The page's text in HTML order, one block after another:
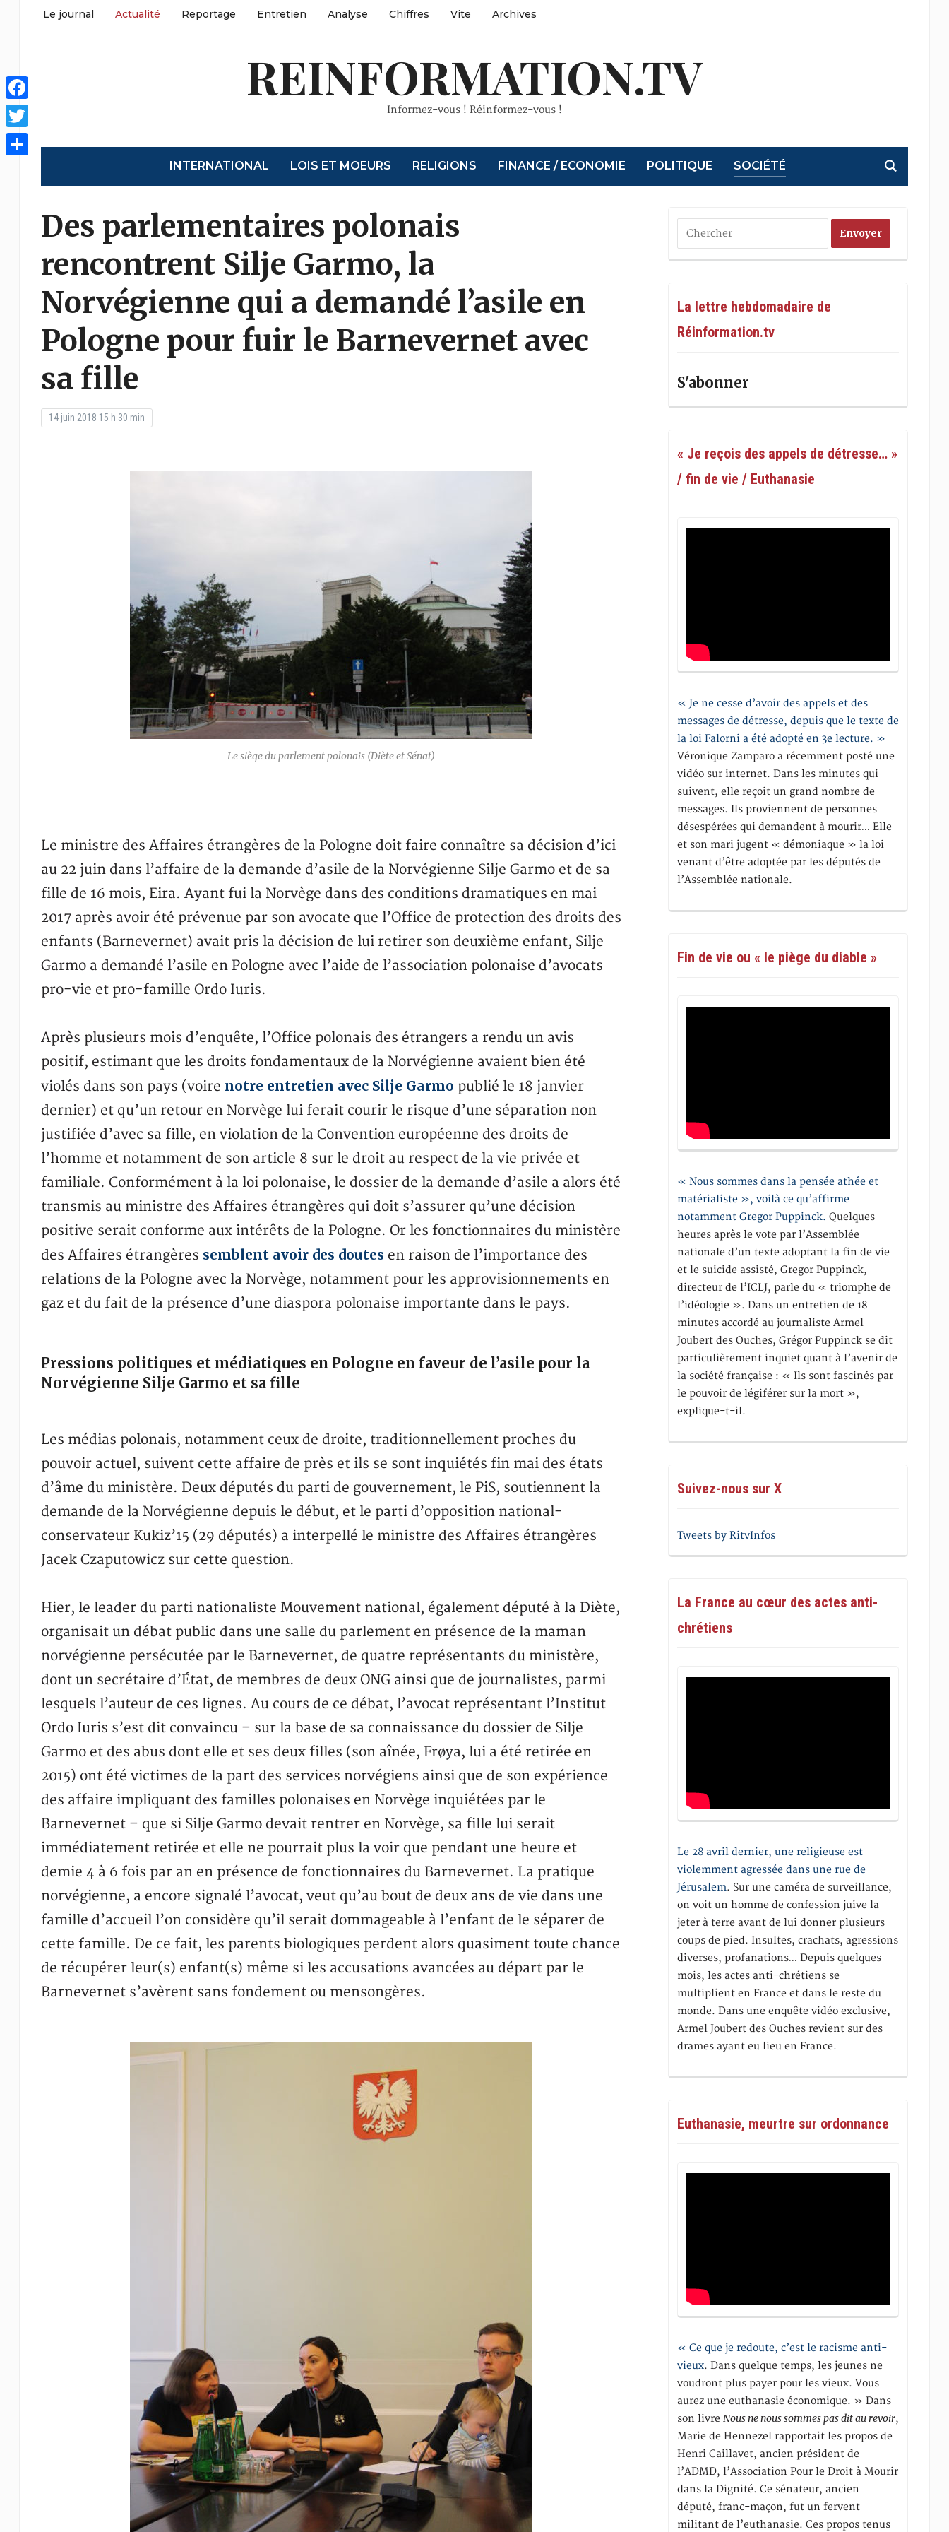
Le journal Actualité Reportage Entretien Analyse Chiffres Vite Archives
REINFORMATION.TV
Informez-vous ! Réinformez-vous !
INTERNATIONAL LOIS ET MOEURS RELIGIONS FINANCE / ECONOMIE POLITIQUE SOCIÉTÉ
Des parlementaires polonais
rencontrent Silje Garmo, la
Norvégienne qui a demandé l’asile en
Pologne pour fuir le Barnevernet avec
sa fille
14 juin 2018 15 h 30 min
Le siège du parlement polonais (Diète et Sénat)
Le ministre des Affaires étrangères de la Pologne doit faire connaître sa décision d’ici
au 22 juin dans l’affaire de la demande d’asile de la Norvégienne Silje Garmo et de sa
fille de 16 mois, Eira. Ayant fui la Norvège dans des conditions dramatiques en mai
2017 après avoir été prévenue par son avocate que l’Office de protection des droits des
enfants (Barnevernet) avait pris la décision de lui retirer son deuxième enfant, Silje
Garmo a demandé l’asile en Pologne avec l’aide de l’association polonaise d’avocats
pro-vie et pro-famille Ordo Iuris.
Après plusieurs mois d’enquête, l’Office polonais des étrangers a rendu un avis
positif, estimant que les droits fondamentaux de la Norvégienne avaient bien été
violés dans son pays (voire notre entretien avec Silje Garmo publié le 18 janvier
dernier) et qu’un retour en Norvège lui ferait courir le risque d’une séparation non
justifiée d’avec sa fille, en violation de la Convention européenne des droits de
l’homme et notamment de son article 8 sur le droit au respect de la vie privée et
familiale. Conformément à la loi polonaise, le dossier de la demande d’asile a alors été
transmis au ministre des Affaires étrangères qui doit s’assurer qu’une décision
positive serait conforme aux intérêts de la Pologne. Or les fonctionnaires du ministère
des Affaires étrangères semblent avoir des doutes en raison de l’importance des
relations de la Pologne avec la Norvège, notamment pour les approvisionnements en
gaz et du fait de la présence d’une diaspora polonaise importante dans le pays.
Pressions politiques et médiatiques en Pologne en faveur de l’asile pour la
Norvégienne Silje Garmo et sa fille
Les médias polonais, notamment ceux de droite, traditionnellement proches du
pouvoir actuel, suivent cette affaire de près et ils se sont inquiétés fin mai des états
d’âme du ministère. Deux députés du parti de gouvernement, le PiS, soutiennent la
demande de la Norvégienne depuis le début, et le parti d’opposition national-
conservateur Kukiz’15 (29 députés) a interpellé le ministre des Affaires étrangères
Jacek Czaputowicz sur cette question.
Hier, le leader du parti nationaliste Mouvement national, également député à la Diète,
organisait un débat public dans une salle du parlement en présence de la maman
norvégienne persécutée par le Barnevernet, de quatre représentants du ministère,
dont un secrétaire d’État, de membres de deux ONG ainsi que de journalistes, parmi
lesquels l’auteur de ces lignes. Au cours de ce débat, l’avocat représentant l’Institut
Ordo Iuris s’est dit convaincu – sur la base de sa connaissance du dossier de Silje
Garmo et des abus dont elle et ses deux filles (son aînée, Frøya, lui a été retirée en
2015) ont été victimes de la part des services norvégiens ainsi que de son expérience
des affaire impliquant des familles polonaises en Norvège inquiétées par le
Barnevernet – que si Silje Garmo devait rentrer en Norvège, sa fille lui serait
immédiatement retirée et elle ne pourrait plus la voir que pendant une heure et
demie 4 à 6 fois par an en présence de fonctionnaires du Barnevernet. La pratique
norvégienne, a encore signalé l’avocat, veut qu’au bout de deux ans de vie dans une
famille d’accueil l’on considère qu’il serait dommageable à l’enfant de le séparer de
cette famille. De ce fait, les parents biologiques perdent alors quasiment toute chance
de récupérer leur(s) enfant(s) même si les accusations avancées au départ par le
Barnevernet s’avèrent sans fondement ou mensongères.
La lettre hebdomadaire de
Réinformation.tv
S'abonner
« Je reçois des appels de détresse… »
/ fin de vie / Euthanasie
« Je ne cesse d’avoir des appels et des
messages de détresse, depuis que le texte de
la loi Falorni a été adopté en 3e lecture. »
Véronique Zamparo a récemment posté une
vidéo sur internet. Dans les minutes qui
suivent, elle reçoit un grand nombre de
messages. Ils proviennent de personnes
désespérées qui demandent à mourir… Elle
et son mari jugent « démoniaque » la loi
venant d’être adoptée par les députés de
l’Assemblée nationale.
Fin de vie ou « le piège du diable »
« Nous sommes dans la pensée athée et
matérialiste », voilà ce qu’affirme
notamment Gregor Puppinck. Quelques
heures après le vote par l’Assemblée
nationale d’un texte adoptant la fin de vie
et le suicide assisté, Gregor Puppinck,
directeur de l’ICLJ, parle du « triomphe de
l’idéologie ». Dans un entretien de 18
minutes accordé au journaliste Armel
Joubert des Ouches, Grégor Puppinck se dit
particulièrement inquiet quant à l’avenir de
la société française : « Ils sont fascinés par
le pouvoir de légiférer sur la mort »,
explique-t-il.
Suivez-nous sur X
Tweets by RitvInfos
La France au cœur des actes anti-
chrétiens
Le 28 avril dernier, une religieuse est
violemment agressée dans une rue de
Jérusalem. Sur une caméra de surveillance,
on voit un homme de confession juive la
jeter à terre avant de lui donner plusieurs
coups de pied. Insultes, crachats, agressions
diverses, profanations… Depuis quelques
mois, les actes anti-chrétiens se
multiplient en France et dans le reste du
monde. Dans une enquête vidéo exclusive,
Armel Joubert des Ouches revient sur des
drames ayant eu lieu en France.
Euthanasie, meurtre sur ordonnance
« Ce que je redoute, c’est le racisme anti-
vieux. Dans quelque temps, les jeunes ne
voudront plus payer pour les vieux. Vous
aurez une euthanasie économique. » Dans
son livreNous ne nous sommes pas dit au revoir,
Marie de Hennezel rapportait les propos de
Henri Caillavet, ancien président de
l’ADMD, l’Association Pour le Droit à Mourir
dans la Dignité. Ce sénateur, ancien
député, franc-maçon, fut un fervent
militant de l’euthanasie. Ces propos tenus
Facebook
Twitter